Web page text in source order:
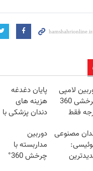
لامپی
چرخشی 360
فقط
پرداخت
منزل
پایان دغدغه
هزینه های
دندان پزشکی با
کننده خانگی
مصنوعی
دوربین
مداربسته با
چرخش 360°